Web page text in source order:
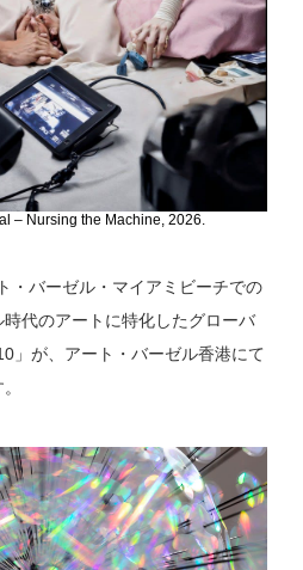
– Nursing the Machine, 2026.
・バーゼル・マイアミビーチでの
代のアートに特化したグローバ
」が、アート・バーゼル香港にて